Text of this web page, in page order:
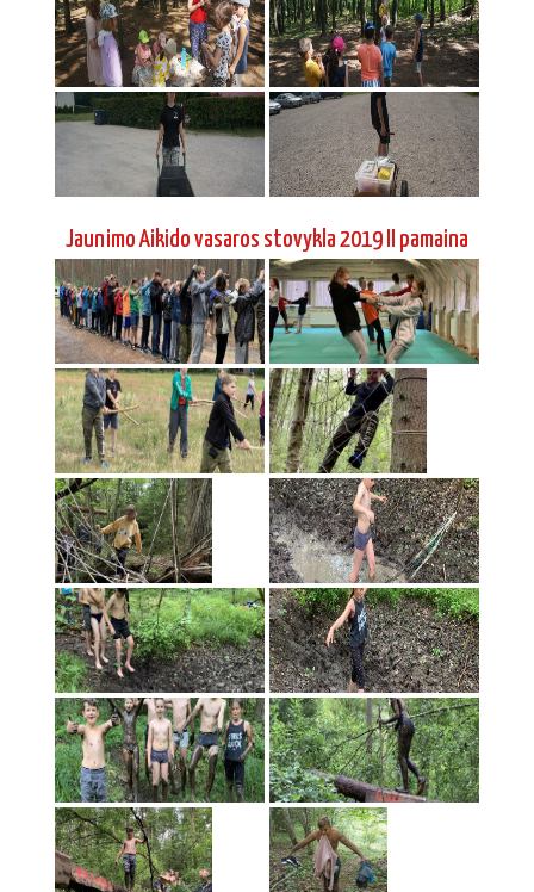
Jaunimo Aikido vasaros stovykla 2019 II pamaina